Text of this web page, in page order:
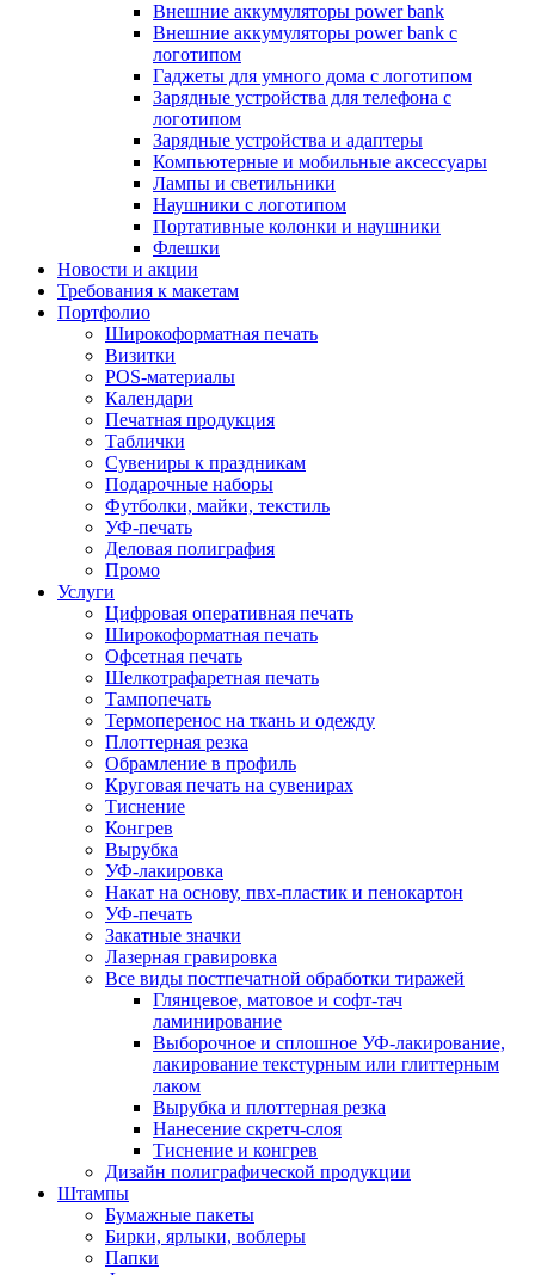
Внешние аккумуляторы power bank
Внешние аккумуляторы power bank с
логотипом
Гаджеты для умного дома с логотипом
Зарядные устройства для телефона с
логотипом
Зарядные устройства и адаптеры
Компьютерные и мобильные аксессуары
Лампы и светильники
Наушники с логотипом
Портативные колонки и наушники
Флешки
Новости и акции
Требования к макетам
Портфолио
Широкоформатная печать
Визитки
POS-материалы
Календари
Печатная продукция
Таблички
Сувениры к праздникам
Подарочные наборы
Футболки, майки, текстиль
УФ-печать
Деловая полиграфия
Промо
Услуги
Цифровая оперативная печать
Широкоформатная печать
Офсетная печать
Шелкотрафаретная печать
Тампопечать
Термоперенос на ткань и одежду
Плоттерная резка
Обрамление в профиль
Круговая печать на сувенирах
Тиснение
Конгрев
Вырубка
УФ-лакировка
Накат на основу, пвх-пластик и пенокартон
УФ-печать
Закатные значки
Лазерная гравировка
Все виды постпечатной обработки тиражей
Глянцевое, матовое и софт-тач
ламинирование
Выборочное и сплошное УФ-лакирование,
лакирование текстурным или глиттерным
лаком
Вырубка и плоттерная резка
Нанесение скретч-слоя
Тиснение и конгрев
Дизайн полиграфической продукции
Штампы
Бумажные пакеты
Бирки, ярлыки, воблеры
Папки